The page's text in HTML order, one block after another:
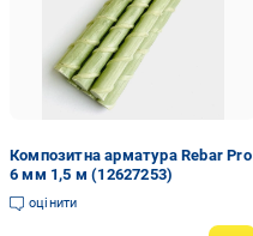
Композитна арматура Rebar Pro
6 мм 1,5 м (12627253)
оцінити